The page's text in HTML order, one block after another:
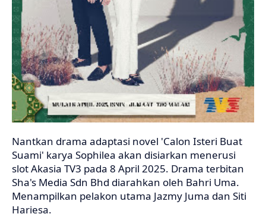
Nantkan drama adaptasi novel 'Calon Isteri Buat
Suami' karya Sophilea akan disiarkan menerusi
slot Akasia TV3 pada 8 April 2025. Drama terbitan
Sha's Media Sdn Bhd diarahkan oleh Bahri Uma.
Menampilkan pelakon utama Jazmy Juma dan Siti
Hariesa.